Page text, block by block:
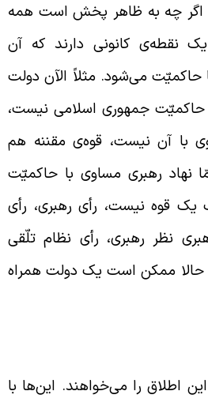
چه به ظاهر پخش است همه
کانونی دارند که آن
می‌شود. مثلاً الآن دولت
جمهوری اسلامی نیست،
آن نیست، قوه‌ی مقننه هم
رهبری مساوی با حاکمیّت
قوه نیست، رأی رهبری، رأی
نظر رهبری، رأی نظام تلّقی
ممکن است یک دولت همراه
را می‌خواهند. این‌ها با